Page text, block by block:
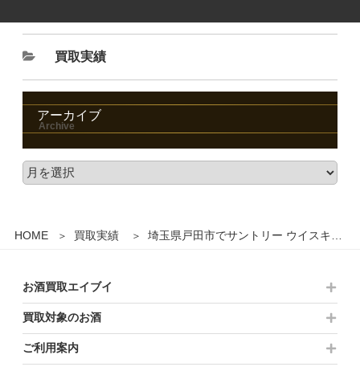
HOME 買取実績 埼玉県戸田市でサントリー ウイスキー スペシャル リザーブ 10年 シェリー樽仕上げ Suntory SPECIAL Reserve Aged 10 Years 700ml を2000円で買取させていただきました。
買取実績
アーカイブ
お酒買取エイブイ
買取対象のお酒
ご利用案内